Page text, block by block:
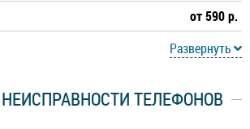
от 590 р.
Развернуть
ТЕЛЕФОНОВ